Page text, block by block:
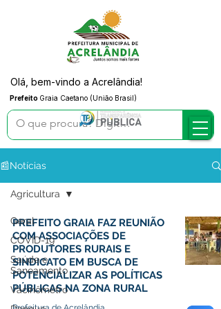
Prefeito Graia Caetano (União Brasil)
Olá, bem-vindo a Acrelândia!
📰Notícias
Geral
COVID-19
Saúde e
Saneamento
Vacinômetro
Agricultura
PREFEITO GRAIA FAZ REUNIÃO
COM ASSOCIAÇÕES DE
PRODUTORES RURAIS E
SINDICATO EM BUSCA DE
POTENCIALIZAR AS POLÍTICAS
PÚBLICAS NA ZONA RURAL